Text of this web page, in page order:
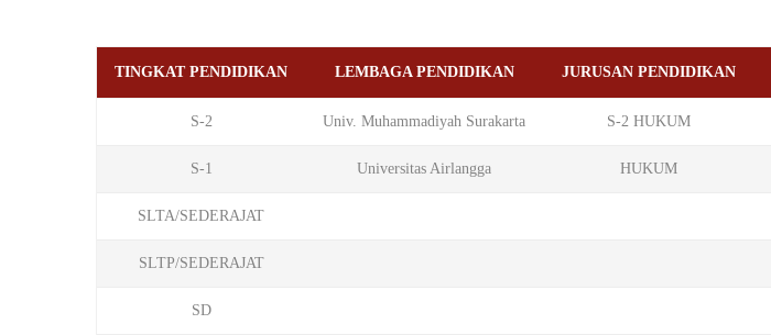
TINGKAT PENDIDIKAN LEMBAGA PENDIDIKAN JURUSAN PENDIDIKAN
S-2 Univ. Muhammadiyah Surakarta S-2 HUKUM
S-1 Universitas Airlangga HUKUM
SLTA/SEDERAJAT
SLTP/SEDERAJAT
SD